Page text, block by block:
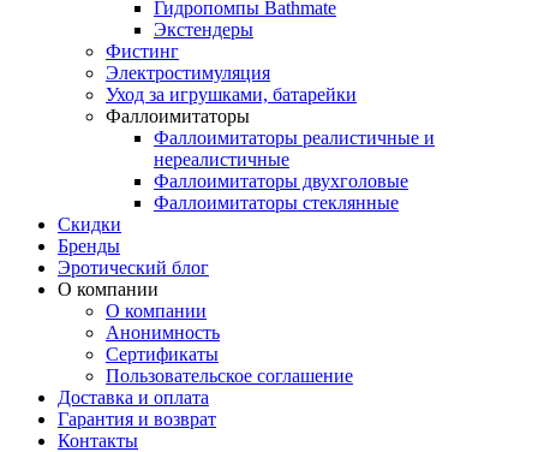
Гидропомпы Bathmate
Экстендеры
Фистинг
Электростимуляция
Уход за игрушками, батарейки
Фаллоимитаторы
Фаллоимитаторы реалистичные и
нереалистичные
Фаллоимитаторы двухголовые
Фаллоимитаторы стеклянные
Скидки
Бренды
Эротический блог
О компании
О компании
Анонимность
Сертификаты
Пользовательское соглашение
Доставка и оплата
Гарантия и возврат
Контакты